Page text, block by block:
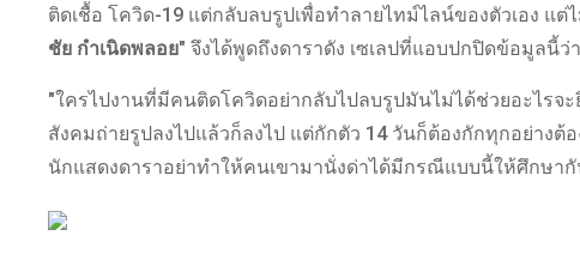
ติดเชื้อ โควิด-19 แต่กลับลบรูปเพื่อทำลายไทม์ไลน์ของตัวเอง
ชัย กำเนิดพลอย" จึงได้พูดถึงดาราดัง เซเลปที่แอบปกปิดข้อมูลนี้ว่
"ใครไปงานที่มีคนติดโควิดอย่ากลับไปลบรูปมันไม่ได้ช่วยอะไรจ
สังคมถ่ายรูปลงไปแล้วก็ลงไป แต่กักตัว 14 วันก็ต้องกักทุกอย่าง
นักแสดงดาราอย่าทำให้คนเขามานั่งด่าได้มีกรณีแบบนี้ให้ศึกษากั